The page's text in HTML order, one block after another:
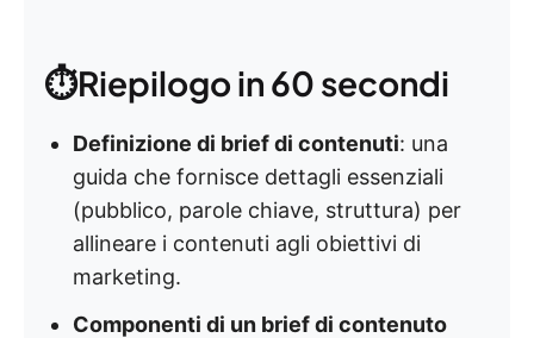
⏱️Riepilogo in 60 secondi
Definizione di brief di contenuti: una
guida che fornisce dettagli essenziali
(pubblico, parole chiave, struttura) per
allineare i contenuti agli obiettivi di
marketing.
Componenti di un brief di contenuto